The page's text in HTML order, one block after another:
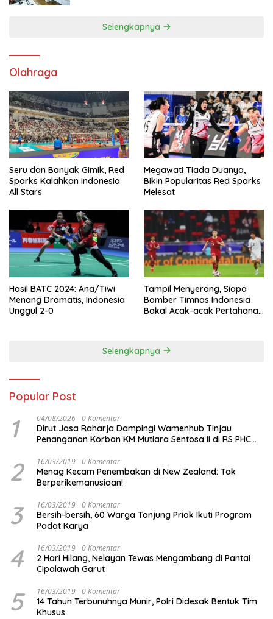
Selengkapnya
Olahraga
Seru dan Banyak Gimik, Red
Sparks Kalahkan Indonesia
All Stars
Megawati Tiada Duanya,
Bikin Popularitas Red Sparks
Melesat
Hasil BATC 2024: Ana/Tiwi
Menang Dramatis, Indonesia
Unggul 2-0
Tampil Menyerang, Siapa
Bomber Timnas Indonesia
Bakal Acak-acak Pertahanan
Selengkapnya
Popular Post
1 04/08/2026 0 Komentar
Dirut Jasa Raharja Dampingi Wamenhub Tinjau
Penanganan Korban KM Mutiara Sentosa II di RS PHC
2 16/03/2019 0 Komentar
Menag Kecam Penembakan di New Zealand: Tak
Berperikemanusiaan!
3 16/03/2019 0 Komentar
Bersih-bersih, 60 Warga Tanjung Priok Ikuti Program
Padat Karya
4 16/03/2019 0 Komentar
2 Hari Hilang, Nelayan Tewas Mengambang di Pantai
Cipalawah Garut
5 16/03/2019 0 Komentar
14 Tahun Terbunuhnya Munir, Polri Didesak Bentuk Tim
Khusus